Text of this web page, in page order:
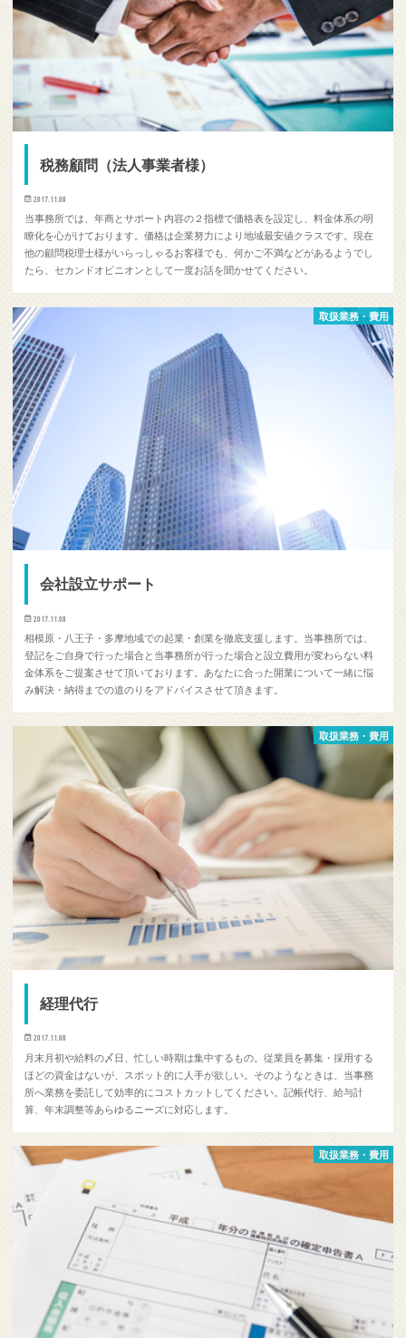
税務顧問（法人事業者様）
2017.11.08
当事務所では、年商とサポート内容の２指標で価格表を設定し、料金体系の明
瞭化を心がけております。価格は企業努力により地域最安値クラスです。現在
他の顧問税理士様がいらっしゃるお客様でも、何かご不満などがあるようでし
たら、セカンドオピニオンとして一度お話を聞かせてください。
取扱業務・費用
会社設立サポート
2017.11.08
相模原・八王子・多摩地域での起業・創業を徹底支援します。当事務所では、
登記をご自身で行った場合と当事務所が行った場合と設立費用が変わらない料
金体系をご提案させて頂いております。あなたに合った開業について一緒に悩
み解決・納得までの道のりをアドバイスさせて頂きます。​
取扱業務・費用
経理代行
2017.11.08
月末月初や給料の〆日、忙しい時期は集中するもの。従業員を募集・採用する
ほどの資金はないが、スポット的に人手が欲しい。そのようなときは、当事務
所へ業務を委託して効率的にコストカットしてください。記帳代行、給与計
算、年末調整等あらゆるニーズに対応します。
取扱業務・費用